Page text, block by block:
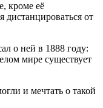
кроме её
дистанцироваться от
о ней в 1888 году:
мире существует
и мечтать о такой